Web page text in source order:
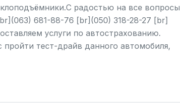
радостью на все вопросы
681-88-76 [br](050) 318-28-27 [br]
услуги по автострахованию.
тест-драйв данного автомобиля,